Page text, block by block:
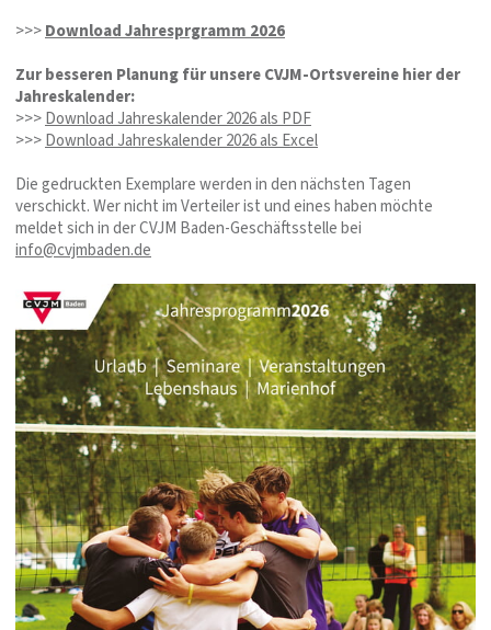
>>>Download Jahresprgramm 2026
Zur besseren Planung für unsere CVJM-Ortsvereine hier der
Jahreskalender:
>>>Download Jahreskalender 2026 als PDF
>>>Download Jahreskalender 2026 als Excel
Die gedruckten Exemplare werden in den nächsten Tagen
verschickt. Wer nicht im Verteiler ist und eines haben möchte
meldet sich in der CVJM Baden-Geschäftsstelle bei
info@cvjmbaden.de